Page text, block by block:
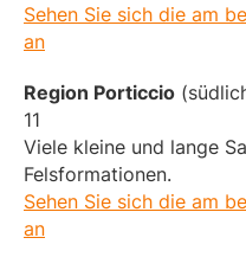
Sehen Sie sich die am
an
Region Porticcio
11
Viele kleine und lange
Felsformationen.
Sehen Sie sich die am
an